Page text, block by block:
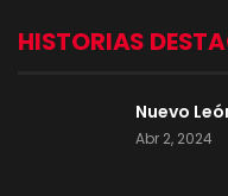
HISTORIAS
Nuevo
Abr 2, 2024